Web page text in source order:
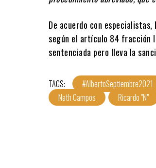
De acuerdo con
según el artículo 84 fracción
sentenciada pero lleva la
TAGS: #AlbertoSeptiembre2021
Nath Campos
Ricardo "N"